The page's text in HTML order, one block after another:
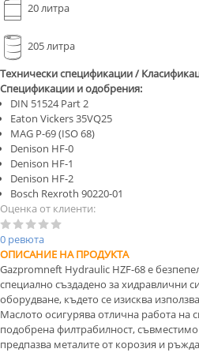
20 литра
205 литра
Технически спецификации /
Спецификации и одобрения:
DIN 51524 Part 2
Eaton Vickers 35VQ25
MAG P-69 (ISO 68)
Denison HF-0
Denison HF-1
Denison HF-2
Bosch Rexroth 90220-01
Оценка от клиенти:
0 ревюта
ОПИСАНИЕ НА ПРОДУКТА
Gazpromneft Hydraulic HZF-68 е
специално създадено за хидравлични
оборудване, където се изисква
Маслото осигурява отлична работа на
подобрена филтрабилност,
предпазва металите от корозия и